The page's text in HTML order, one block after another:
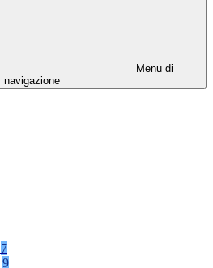
Menu di
navigazione
7
9